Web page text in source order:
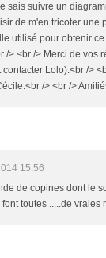
sais suivre un
de m'en tricoter une
utilisé pour obtenir
/> <br /> Merci de vos
Lolo).<br />
/> <br />
15:56
de copines dont le
toutes .....de vraies